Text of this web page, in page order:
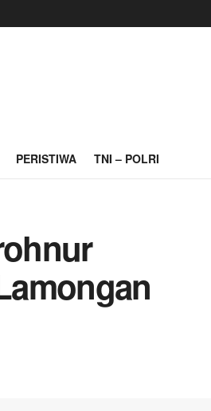
PERISTIWA TNI – POLRI